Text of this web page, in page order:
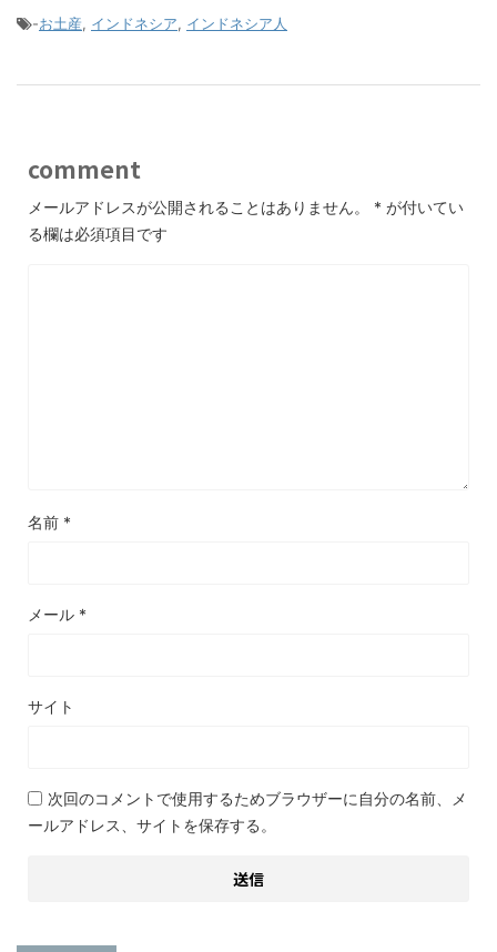
-お土産, インドネシア, インドネシア人
comment
メールアドレスが公開されることはありません。 * が付いてい
る欄は必須項目です
名前 *
メール *
サイト
次回のコメントで使用するためブラウザーに自分の名前、メ
ールアドレス、サイトを保存する。